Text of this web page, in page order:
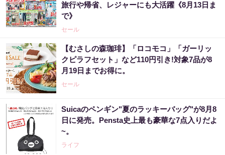
旅行や帰省、レジャーにも大活躍《8月13日ま
で》
セール
【むさしの森珈琲】「ロコモコ」「ガーリッ
クピラフセット」など110円引き!対象7品が8
月19日までお得に。
セール
Suicaのペンギン"夏のラッキーバッグ"が8月8
日に発売。Pensta史上最も豪華な7点入りだよ
~。
ライフ